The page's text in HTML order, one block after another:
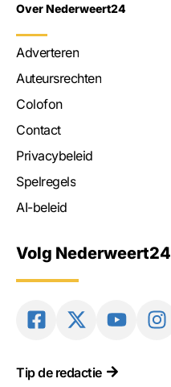
Over Nederweert24
Adverteren
Auteursrechten
Colofon
Contact
Privacybeleid
Spelregels
AI-beleid
Volg Nederweert24
Tip de redactie